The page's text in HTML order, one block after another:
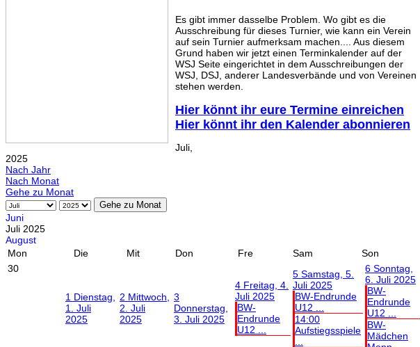
Es gibt immer dasselbe Problem. Wo gibt es die
Ausschreibung für dieses Turnier, wie kann ein Verein
auf sein Turnier aufmerksam machen.... Aus diesem
Grund haben wir jetzt einen Terminkalender auf der
WSJ Seite eingerichtet in dem Ausschreibungen der
WSJ, DSJ, anderer Landesverbände und von Vereinen
stehen werden.
Hier könnt ihr eure Termine einreichen
Hier könnt ihr den Kalender abonnieren
Juli,
2025
Nach Jahr
Nach Monat
Gehe zu Monat
Gehe zu Monat
Juni
Juli 2025
August
Mon
Die Mit Don Fre Sam
Son
30
1 Dienstag,
1. Juli
2025
2 Mittwoch,
2. Juli
2025
3
Donnerstag,
3. Juli 2025
4 Freitag, 4.
Juli 2025
BW-
Endrunde
U12 ...
5 Samstag, 5.
Juli 2025
BW-Endrunde
U12 ...
14:00
Aufstiegsspiele
6 Sonntag,
6. Juli 2025
BW-
Endrunde
U12 ...
BW-
Mädchen